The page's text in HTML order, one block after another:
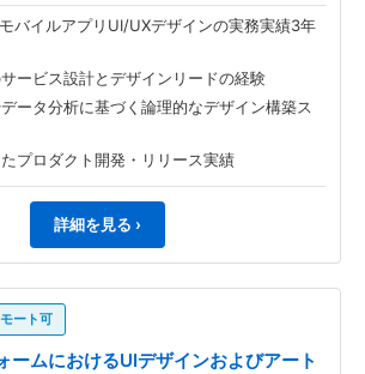
バイルアプリUI/UXデザインの実務実績3年
サービス設計とデザインリードの経験
ータ分析に基づく論理的なデザイン構築ス
プロダクト開発・リリース実績
詳細を見る ›
ート可
ームにおけるUIデザインおよびアート